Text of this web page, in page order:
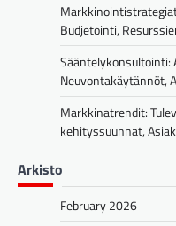
Budjetointi,
Sääntelykonsultointi:
Neuvontakäytännöt,
Markkinatrendit:
kehityssuunnat,
Arkisto
February 2026